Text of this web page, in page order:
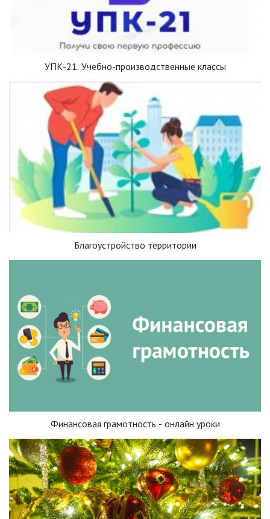
УПК-21. Учебно-производственные классы
Благоустройство территории
Финансовая грамотность - онлайн уроки